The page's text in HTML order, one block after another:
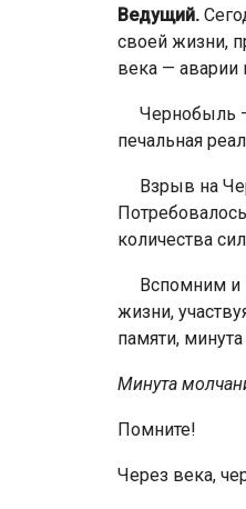
Ведущий.
своей жизни,
века — аварии
Чернобыль –
печальная
Взрыв на
количества
Вспомним и
жизни,
памяти,
Минута
Помните!
Через века,